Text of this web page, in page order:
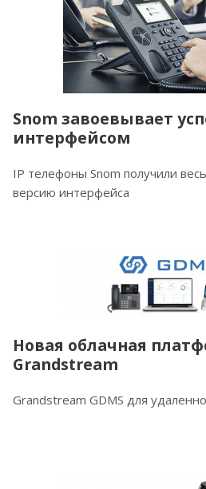
Snom завоевывает
интерфейсом
IP телефоны Snom получили
версию интерфейса
Новая облачная
Grandstream
Grandstream GDMS для